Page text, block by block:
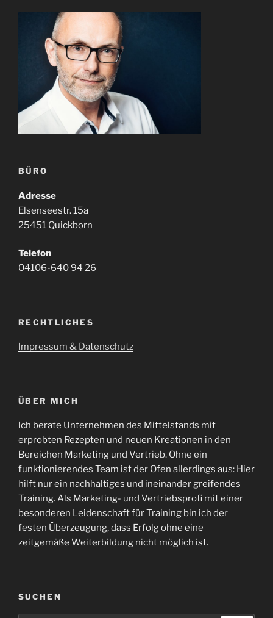
BÜRO
Adresse
Elsenseestr. 15a
25451 Quickborn
Telefon
04106-640 94 26
RECHTLICHES
Impressum & Datenschutz
ÜBER MICH
Ich berate Unternehmen des Mittelstands mit
erprobten Rezepten und neuen Kreationen in den
Bereichen Marketing und Vertrieb. Ohne ein
funktionierendes Team ist der Ofen allerdings aus: Hier
hilft nur ein nachhaltiges und ineinander greifendes
Training. Als Marketing- und Vertriebsprofi mit einer
besonderen Leidenschaft für Training bin ich der
festen Überzeugung, dass Erfolg ohne eine
zeitgemäße Weiterbildung nicht möglich ist.
SUCHEN